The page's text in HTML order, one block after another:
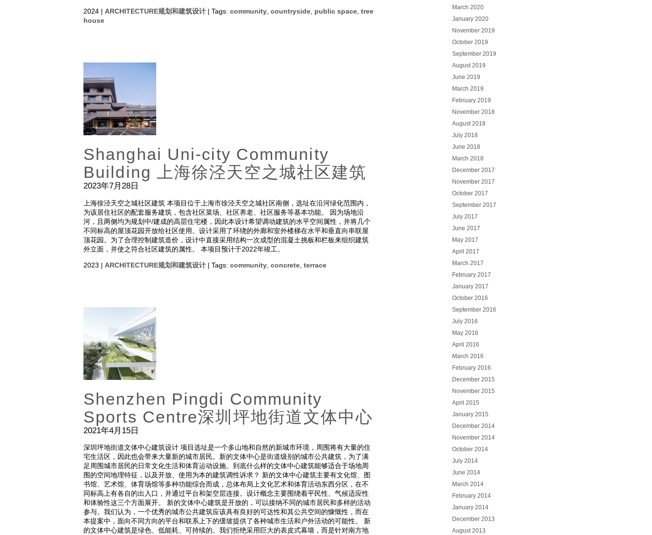
2024 | ARCHITECTURE规划和建筑设计 | Tags: community countryside public space tree
house
Shanghai Uni-city Community
Building 上海徐泾天空之城社区建筑
2023年7月28日
上海徐泾天空之城社区建筑 本项目位于上海市徐泾天空之城社区南侧，选址在沿河绿化范围内，
为该居住社区的配套服务建筑，包含社区菜场、社区养老、社区服务等基本功能。 因为场地沿
河，且两侧均为规划中/建成的高层住宅楼，因此本设计希望调动建筑的水平空间属性，并将几个
不同标高的屋顶花园开放给社区使用。设计采用了环绕的外廊和室外楼梯在水平和垂直向串联屋
顶花园。为了合理控制建筑造价，设计中直接采用结构一次成型的混凝土挑板和栏板来组织建筑
外立面，并使之符合社区建筑的属性。 本项目预计于2022年竣工。
2023 | ARCHITECTURE规划和建筑设计 | Tags: community concrete terrace
Shenzhen Pingdi Community
Sports Centre深圳坪地街道文体中心
2021年4月15日
深圳坪地街道文体中心建筑设计 项目选址是一个多山地和自然的新城市环境，周围将有大量的住
宅生活区，因此也会带来大量新的城市居民。新的文体中心是街道级别的城市公共建筑，为了满
足周围城市居民的日常文化生活和体育运动设施。到底什么样的文体中心建筑能够适合于场地周
围的空间地理特征，以及开放、使用为本的建筑调性诉求？ 新的文体中心建筑主要有文化馆、图
书馆、艺术馆、体育场馆等多种功能综合而成，总体布局上文化艺术和体育活动东西分区，在不
同标高上有各自的出入口，并通过平台和架空层连接。设计概念主要围绕着平民性、气候适应性
和体验性这三个方面展开。 新的文体中心建筑是开放的，可以接纳不同的城市居民和多样的活动
参与。我们认为，一个优秀的城市公共建筑应该具有良好的可达性和其公共空间的慷慨性，而在
本提案中，面向不同方向的平台和联系上下的缓坡提供了各种城市生活和户外活动的可能性。 新
的文体中心建筑是绿色、低能耗、可持续的。我们拒绝采用巨大的表皮式幕墙，而是针对南方地
March 2020
January 2020
November 2019
October 2019
September 2019
August 2019
June 2019
March 2019
February 2019
November 2018
August 2018
July 2018
June 2018
March 2018
December 2017
November 2017
October 2017
September 2017
July 2017
June 2017
May 2017
April 2017
March 2017
February 2017
January 2017
October 2016
September 2016
July 2016
May 2016
April 2016
March 2016
February 2016
December 2015
November 2015
April 2015
January 2015
December 2014
November 2014
October 2014
July 2014
June 2014
March 2014
February 2014
January 2014
December 2013
August 2013